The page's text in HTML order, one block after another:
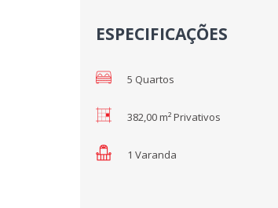
ESPECIFICAÇÕES
5 Quartos
382,00 m² Privativos
1 Varanda